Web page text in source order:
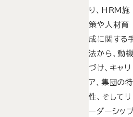
り、HRM施
策や人材育
成に関する
法から、動
づけ、キャリ
ア、集団の
性、そしてリ
ーダーシッ